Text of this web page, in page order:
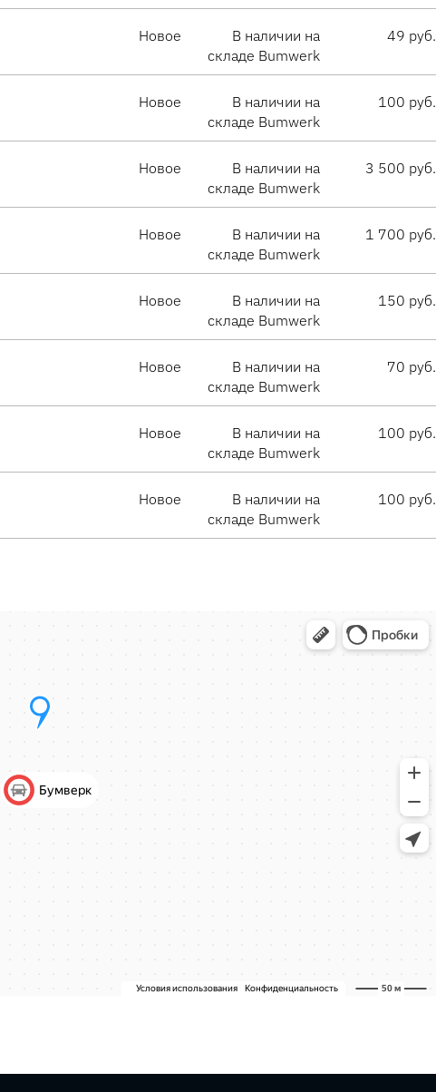
Новое
В наличии на
складе Bumwerk
49 руб.
Новое
В наличии на
складе Bumwerk
100 руб.
Новое
В наличии на
складе Bumwerk
3 500 руб.
Новое
В наличии на
складе Bumwerk
1 700 руб.
Новое
В наличии на
складе Bumwerk
150 руб.
Новое
В наличии на
складе Bumwerk
70 руб.
Новое
В наличии на
складе Bumwerk
100 руб.
Новое
В наличии на
складе Bumwerk
100 руб.